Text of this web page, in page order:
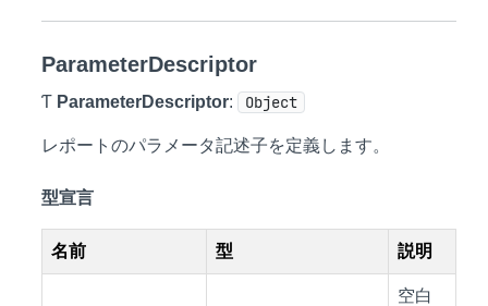
ParameterDescriptor
Ƭ ParameterDescriptor: Object
レポートのパラメータ記述子を定義します。
型宣言
名前 型 説明
空白